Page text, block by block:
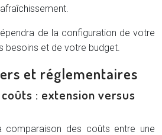
de la configuration de votre
besoins et de votre budget.
et réglementaires
: extension versus
comparaison des coûts entre une